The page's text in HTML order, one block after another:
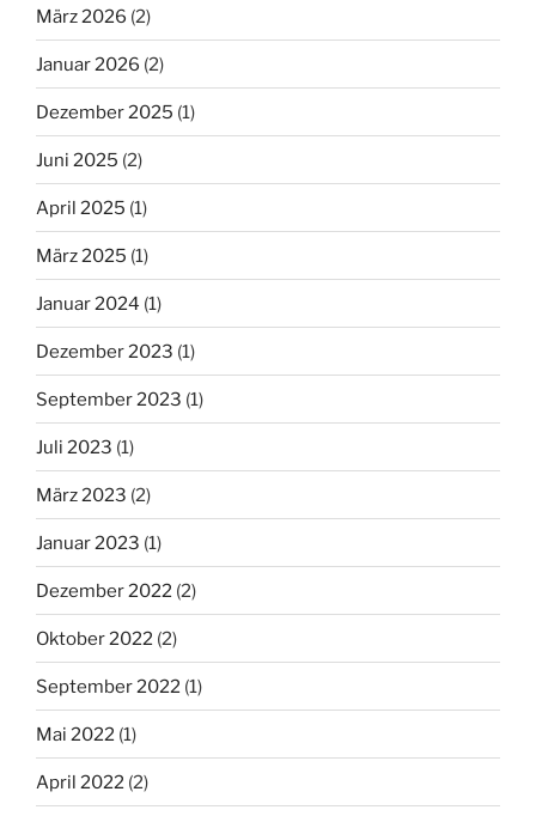
März 2026 (2)
Januar 2026 (2)
Dezember 2025 (1)
Juni 2025 (2)
April 2025 (1)
März 2025 (1)
Januar 2024 (1)
Dezember 2023 (1)
September 2023 (1)
Juli 2023 (1)
März 2023 (2)
Januar 2023 (1)
Dezember 2022 (2)
Oktober 2022 (2)
September 2022 (1)
Mai 2022 (1)
April 2022 (2)